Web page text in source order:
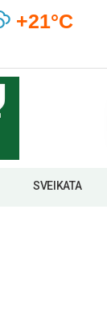
+21°C
SVEIKATA